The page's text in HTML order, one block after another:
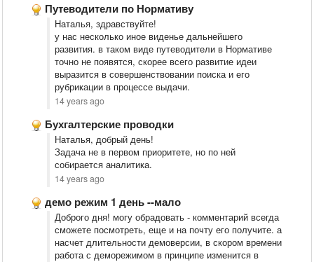
Путеводители по Нормативу
Наталья, здравствуйте!
у нас несколько иное виденье дальнейшего
развития. в таком виде путеводители в Нормативе
точно не появятся, скорее всего развитие идеи
выразится в совершенствовании поиска и его
рубрикации в процессе выдачи.
14 years ago
Бухгалтерские проводки
Наталья, добрый день!
Задача не в первом приоритете, но по ней
собирается аналитика.
14 years ago
демо режим 1 день --мало
Доброго дня! могу обрадовать - комментарий всегда
сможете посмотреть, еще и на почту его получите. а
насчет длительности демоверсии, в скором времени
работа с деморежимом в принципе изменится в